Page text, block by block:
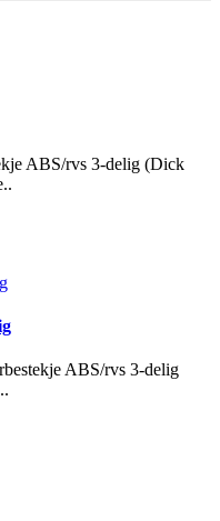
ABS/rvs 3-delig (Dick
ABS/rvs 3-delig